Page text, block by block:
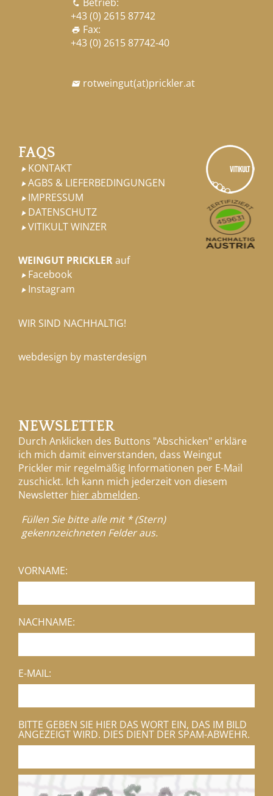

+43 (0) 2615 87742
print Fax:
+43 (0) 2615 87742-40
 rotweingut(at)prickler.at
FAQS
 KONTAKT
 AGBS & LIEFERBEDINGUNGEN
 IMPRESSUM
 DATENSCHUTZ
 VITIKULT WINZER
WEINGUT PRICKLERauf
 Facebook
 Instagram
WIR SIND NACHHALTIG!
webdesign by masterdesign
NEWSLETTER
Durch Anklicken des Buttons "Abschicken" erkläre
ich mich damit einverstanden, dass Weingut
Prickler mir regelmäßig Informationen per E-Mail
zuschickt. Ich kann mich jederzeit von diesem
Newsletter hier abmelden.
Füllen Sie bitte alle mit * (Stern)
gekennzeichneten Felder aus.
VORNAME:
NACHNAME:
E-MAIL:
BITTE GEBEN SIE HIER DAS WORT EIN, DAS IM BILD
ANGEZEIGT WIRD. DIES DIENT DER SPAM-ABWEHR.